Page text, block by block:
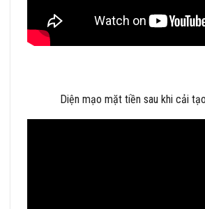
Diện mạo mặt tiền sau khi cải